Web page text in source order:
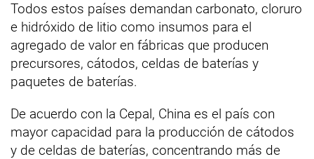
Todos estos países demandan carbonato, cloruro
e hidróxido de litio como insumos para el
agregado de valor en fábricas que producen
precursores, cátodos, celdas de baterías y
paquetes de baterías.
De acuerdo con la Cepal, China es el país con
mayor capacidad para la producción de cátodos
y de celdas de baterías, concentrando más de